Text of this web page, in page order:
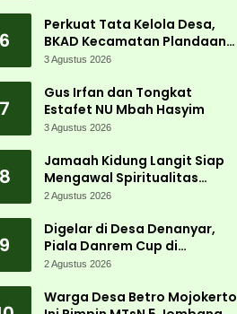
6
Perkuat Tata Kelola Desa,
BKAD Kecamatan Plandaan
Gelar Pelatihan Aparatur
3 Agustus 2026
7
Gus Irfan dan Tongkat
Estafet NU Mbah Hasyim
3 Agustus 2026
8
Jamaah Kidung Langit Siap
Mengawal Spiritualitas
Muktamar NU
2 Agustus 2026
9
Digelar di Desa Denanyar,
Piala Danrem Cup di
Jombang Fokus Cetak Bibit
2 Agustus 2026
Warga Desa Betro Mojokerto